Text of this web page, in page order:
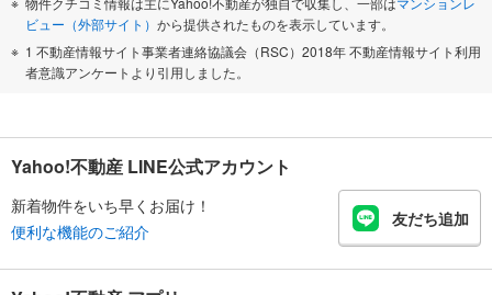
ビュー（外部サイト） から提供されたものを表示しています。
1 不動産情報サイト事業者連絡協議会（RSC）2018年 不動産情報サイト利用
者意識アンケートより引用しました。
Yahoo!不動産 LINE公式アカウント
新着物件をいち早くお届け！
便利な機能のご紹介
友だち追加